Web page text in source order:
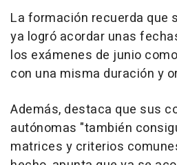
La formación recuerda que
ya logró acordar unas
los exámenes de junio
con una misma duración y
Además, destaca que sus
autónomas "también
matrices y criterios